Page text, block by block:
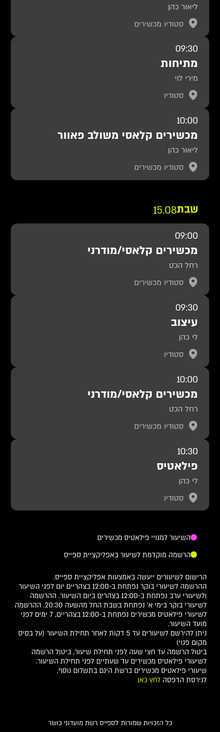
ליאור כהן
סטודיו מכשירים
09:30
מתיחות
מירי לוי
סטודיו
10:00
מכשירים קלאסי משולב פאוור
ליאור כהן
סטודיו מכשירים
שבת15.08
09:00
מכשירים קלאסי/מודרני
רחל הכט
סטודיו מכשירים
09:30
עיצוב
לי כהן
סטודיו
10:00
מכשירים קלאסי/מודרני
רחל הכט
סטודיו מכשירים
10:30
פילאטיס
לי כהן
סטודיו
השיעור למנויי פילאטיס מכשירים
הרשמה מוקדמת לשיעור באפליקציית ספייס
הרישום לשיעורים ייעשה באמצעות אפליקציית ספייס.
ההרשמה לשיעורי בוקר נפתחת ב-12:00 בצהריים יום לפני השיעור
ולשיעורי ערב נפתחת ב-12:00 בצהרים ביום השיעור. ההרשמה
לשיעורי בוקר בימי א' נפתחת בשבת החל מהשעה 20:30. ההרשמה
לשיעורי פילאטיס מכשירים נפתחת ב-12:00 בצהריים, 7 ימים לפני
מועד השיעור.
ניתן להירשם לשיעורים עד 5 דקות לאחר תחילת השיעור (על בסיס
מקום פנוי)
ביטול הרשמה עד חצי שעה לפני תחילת שיעור, ביטול הרשמה
לשיעורי פילאטיס מכשירים עד שעתיים לפני תחילת השיעור.
שיעורי פילאטיס מכשירים ברשת הינם בתשלום נוסף.
לגירסת הדפסה לחץ כאן
כל הזכויות שמורות לספייס רשת מועדוני כושר